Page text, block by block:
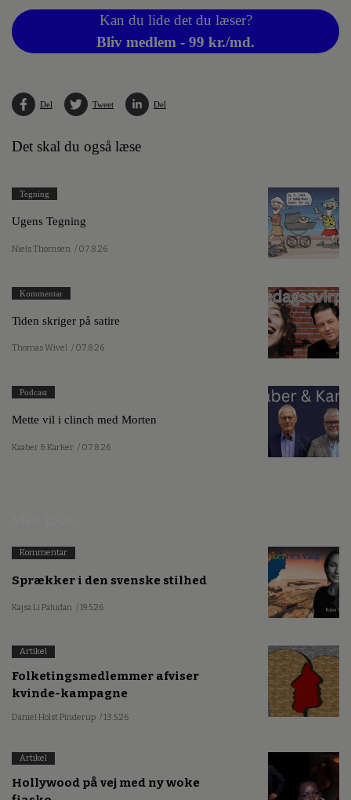
Kan du lide det du læser?
Bliv medlem - 99 kr./md.
Del Tweet Del
Det skal du også læse
Tegning
Ugens Tegning
Niels Thomsen / 07.8.26
Kommentar
Tiden skriger på satire
Thomas Wivel / 07.8.26
Podcast
Mette vil i clinch med Morten
Kaaber & Karker / 07.8.26
Kommentar
Sprækker i den svenske stilhed
Kajsa Li Paludan / 19.5.26
Artikel
Folketingsmedlemmer afviser
kvinde-kampagne
Daniel Holst Pinderup / 13.5.26
Artikel
Hollywood på vej med ny woke